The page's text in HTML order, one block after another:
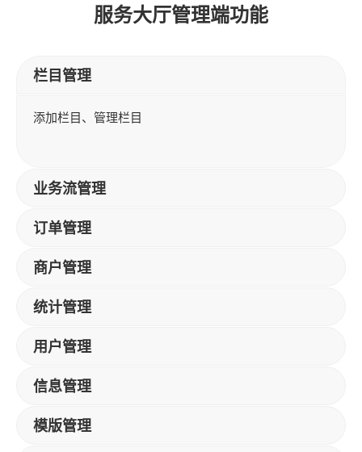
服务大厅管理端功能
栏目管理
添加栏目、管理栏目
业务流管理
订单管理
商户管理
统计管理
用户管理
信息管理
模版管理